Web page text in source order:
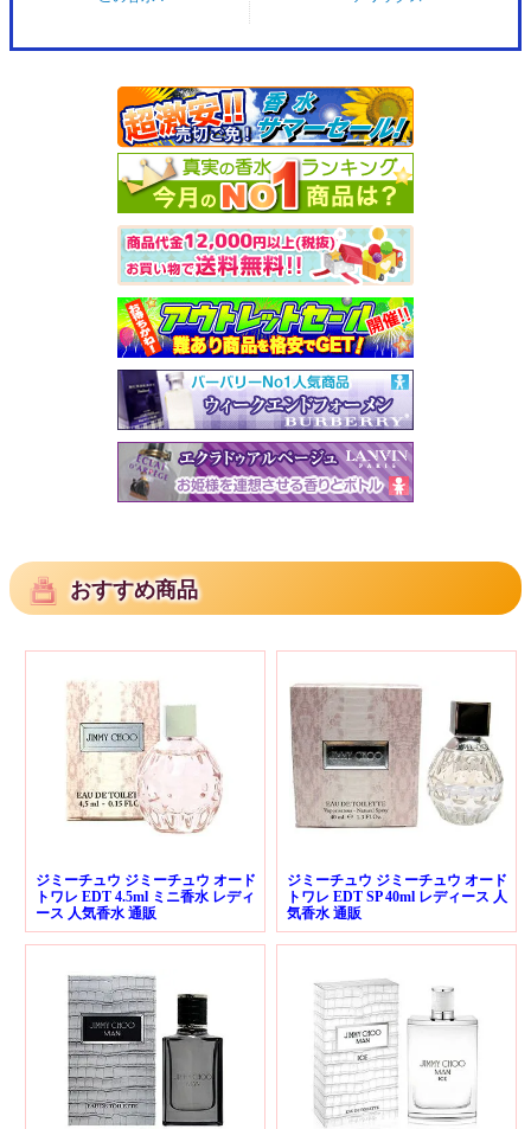
おすすめ商品
ジミーチュウ ジミーチュウ オード
トワレ EDT 4.5ml ミニ香水 レディ
ース 人気香水 通販
ジミーチュウ ジミーチュウ オード
トワレ EDT SP 40ml レディース 人
気香水 通販